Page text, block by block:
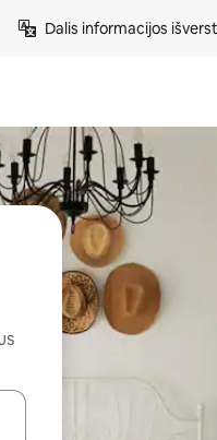
Dalis informacijos
naudodami rodykles